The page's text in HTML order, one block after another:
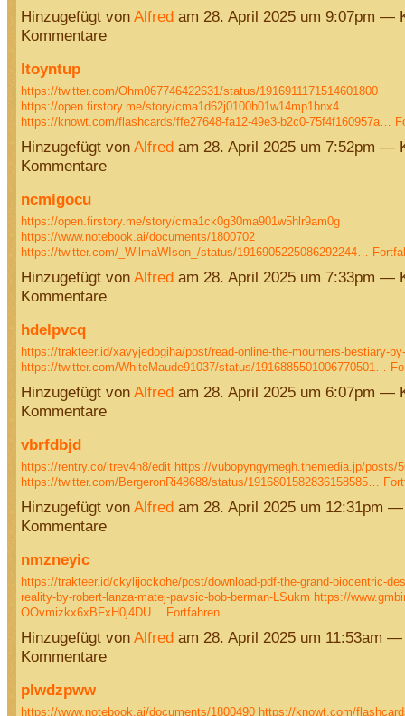
Hinzugefügt von Alfred am 28. April 2025 um 9:07pm —
Kommentare
ltoyntup
https://twitter.com/Ohm067746422631/status/1916911171514601800
https://open.firstory.me/story/cma1d62j0100b01w14mp1bnx4
https://knowt.com/flashcards/ffe27648-fa12-49e3-b2c0-75f4f160957a…
Hinzugefügt von Alfred am 28. April 2025 um 7:52pm —
Kommentare
ncmigocu
https://open.firstory.me/story/cma1ck0g30ma901w5hlr9am0g
https://www.notebook.ai/documents/1800702
https://twitter.com/_WilmaWIson_/status/1916905225086292244…
Hinzugefügt von Alfred am 28. April 2025 um 7:33pm —
Kommentare
hdelpvcq
https://trakteer.id/xavyjedogiha/post/read-online-the-mourners-bestiary-
https://twitter.com/WhiteMaude91037/status/1916885501006770501…
Hinzugefügt von Alfred am 28. April 2025 um 6:07pm —
Kommentare
vbrfdbjd
https://rentry.co/itrev4n8/edit https://vubopyngymegh.themedia.jp/posts/
https://twitter.com/BergeronRi48688/status/1916801582836158585…
Hinzugefügt von Alfred am 28. April 2025 um 12:31pm
Kommentare
nmzneyic
https://trakteer.id/ckylijockohe/post/download-pdf-the-grand-biocentric-
reality-by-robert-lanza-matej-pavsic-bob-berman-LSukm https://
OOvmizkx6xBFxH0j4DU…
Fortfahren
Hinzugefügt von Alfredam 28. April 2025 um 11:53am —
Kommentare
plwdzpww
https://www.notebook.ai/documents/1800490 https://knowt.com/